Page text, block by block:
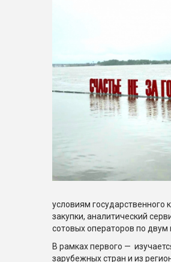
условиям государственного
закупки, аналитический
сотовых операторов по двум
В рамках первого —
зарубежных стран и из